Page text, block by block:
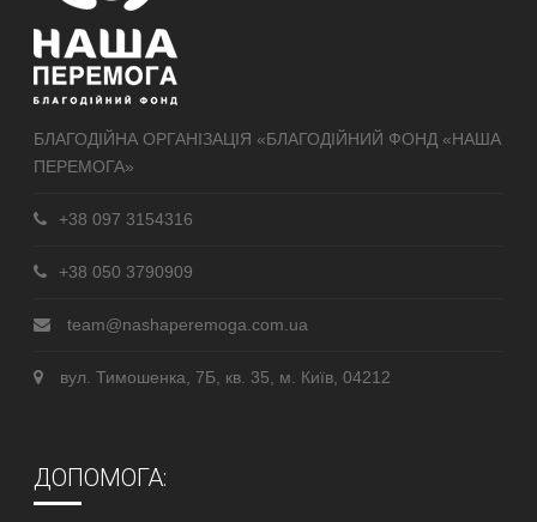
БЛАГОДІЙНА ОРГАНІЗАЦІЯ «БЛАГОДІЙНИЙ ФОНД «НАША
ПЕРЕМОГА»
+38 097 3154316
+38 050 3790909
team@nashaperemoga.com.ua
вул. Тимошенка, 7Б, кв. 35, м. Київ, 04212
ДОПОМОГА: